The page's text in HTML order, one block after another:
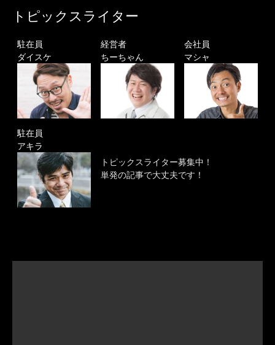
トピックスライター
駐在員
ダイスケ
経営者
ちーちゃん
会社員
マシャ
駐在員
アキラ
トピックスライター募集中！
単発の記事で大丈夫です！